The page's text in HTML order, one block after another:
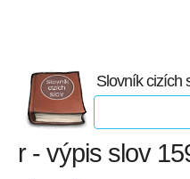
Slovník cizích
r - výpis slov